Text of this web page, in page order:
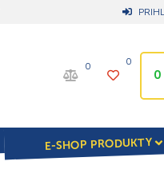
0 0
E-SHOP PRODUKTY